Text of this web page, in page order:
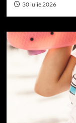
30 iulie 2026